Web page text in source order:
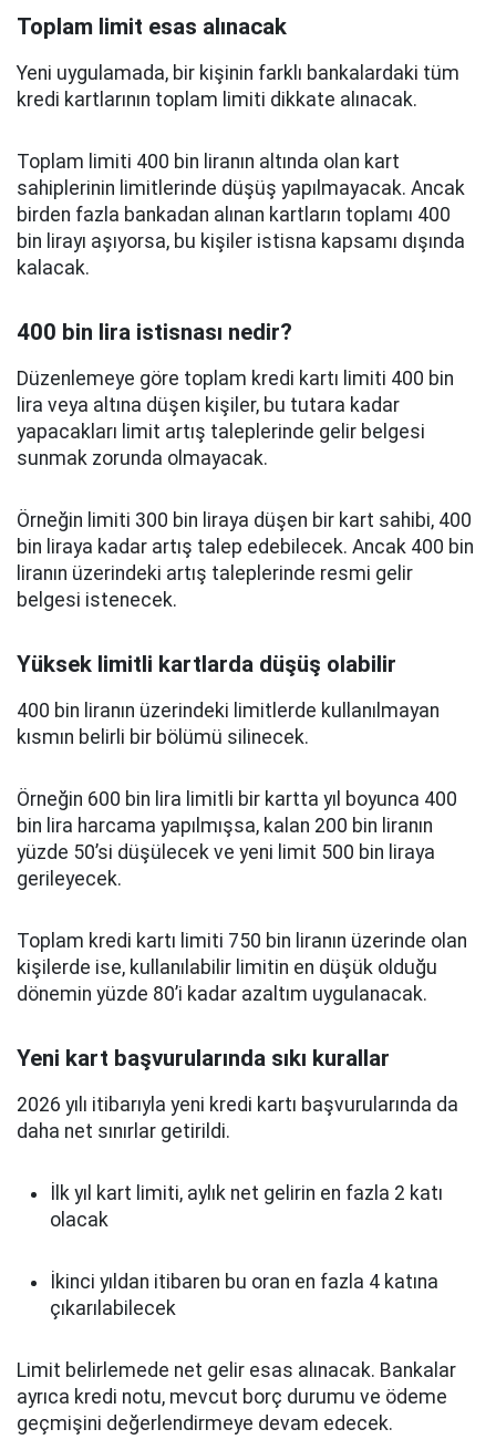
Toplam limit esas alınacak
Yeni uygulamada, bir kişinin farklı bankalardaki tüm
kredi kartlarının toplam limiti dikkate alınacak.
Toplam limiti 400 bin liranın altında olan kart
sahiplerinin limitlerinde düşüş yapılmayacak. Ancak
birden fazla bankadan alınan kartların toplamı 400
bin lirayı aşıyorsa, bu kişiler istisna kapsamı dışında
kalacak.
400 bin lira istisnası nedir?
Düzenlemeye göre toplam kredi kartı limiti 400 bin
lira veya altına düşen kişiler, bu tutara kadar
yapacakları limit artış taleplerinde gelir belgesi
sunmak zorunda olmayacak.
Örneğin limiti 300 bin liraya düşen bir kart sahibi, 400
bin liraya kadar artış talep edebilecek. Ancak 400 bin
liranın üzerindeki artış taleplerinde resmi gelir
belgesi istenecek.
Yüksek limitli kartlarda düşüş olabilir
400 bin liranın üzerindeki limitlerde kullanılmayan
kısmın belirli bir bölümü silinecek.
Örneğin 600 bin lira limitli bir kartta yıl boyunca 400
bin lira harcama yapılmışsa, kalan 200 bin liranın
yüzde 50’si düşülecek ve yeni limit 500 bin liraya
gerileyecek.
Toplam kredi kartı limiti 750 bin liranın üzerinde olan
kişilerde ise, kullanılabilir limitin en düşük olduğu
dönemin yüzde 80’i kadar azaltım uygulanacak.
Yeni kart başvurularında sıkı kurallar
2026 yılı itibarıyla yeni kredi kartı başvurularında da
daha net sınırlar getirildi.
İlk yıl kart limiti, aylık net gelirin en fazla 2 katı
olacak
İkinci yıldan itibaren bu oran en fazla 4 katına
çıkarılabilecek
Limit belirlemede net gelir esas alınacak. Bankalar
ayrıca kredi notu, mevcut borç durumu ve ödeme
geçmişini değerlendirmeye devam edecek.